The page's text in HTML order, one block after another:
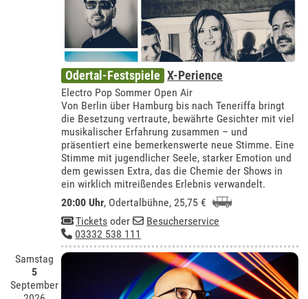
Odertal-Festspiele X-Perience
Electro Pop Sommer Open Air
Von Berlin über Hamburg bis nach Teneriffa bringt
die Besetzung vertraute, bewährte Gesichter mit viel
musikalischer Erfahrung zusammen – und
präsentiert eine bemerkenswerte neue Stimme. Eine
Stimme mit jugendlicher Seele, starker Emotion und
dem gewissen Extra, das die Chemie der Shows in
ein wirklich mitreißendes Erlebnis verwandelt.
20:00 Uhr, Odertalbühne, 25,75 €
Tickets oder
Besucherservice
03332 538 111
Samstag
5
September